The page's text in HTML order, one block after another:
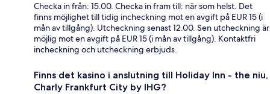
Checka in från: 15.00. Checka in fram till: när som helst. Det
finns möjlighet till tidig incheckning mot en avgift på EUR 15 (i
mån av tillgång). Utcheckning senast 12.00. Sen utcheckning är
möjlig mot en avgift på EUR 15 (i mån av tillgång). Kontaktfri
incheckning och utcheckning erbjuds.
Finns det kasino i anslutning till Holiday Inn - the niu,
Charly Frankfurt City by IHG?